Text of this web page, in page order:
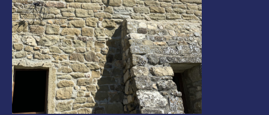
Highlands of Lesotho